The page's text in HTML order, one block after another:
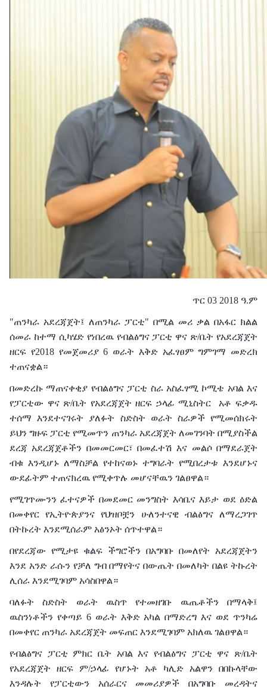
ጥር 03 2018 ዓ.ም
"ጠንካራ አደረጃጀት፤ ለጠንካራ ፓርቲ" በሚል መሪ ቃል በአፋር ክልል
ሰመራ ከተማ ሲካሄድ የነበረዉ የብልፅግና ፓርቲ ዋና ጽ/ቤት የአደረጃጀት
ዘርፍ የ2018 የመጀመሪያ 6 ወራት እቅድ አፈፃፀም ግምገማ መድረክ
ተጠናቋል።
በመድረኩ ማጠናቀቂያ የብልፅግና ፓርቲ ስራ አስፈፃሚ ኮሚቴ አባል እና
የፓርቲው ዋና ጽ/ቤት የአደረጃጀት ዘርፍ ኃላፊ ሚኒስትር አቶ ፍቃዱ
ተሰማ እንደተናገሩት ያለፉት ስድስት ወራት ስራዎች የሚመሰክሩት
ይህን ግዙፍ ፓርቲ የሚመጥን ጠንካራ አደረጃጀት ለመገንባት በሚያስችል
ደረጃ አደረጃጀቶችን በመመርመር፣ በመፈተሽ እና መልሶ በማደራጀት
ብቁ እንዲሆኑ ለማስቻል የተከናወኑ ተግባራት የሚበረታቱ እንደሆኑና
ውደፊትም ተጠናክረዉ የሚቀጥሉ መሆናቸዉን ገልፀዋል።
የሚገጥሙንን ፈተናዎች በመደመር መንግስት እሳቤና እይታ ወደ ዕድል
በመቀየር የኢትዮጵያንና የህዝቦቿን ሁለንተናዊ ብልፅግና ለማረጋገጥ
በትኩረት እንደሚሰራም አፅንኦት ሰጥተዋል።
በየደረጃው የሚታዩ ቁልፍ ችግሮችን በአግባቡ በመለየት አደረጃጀትን
እንደ አንድ ራሱን የቻለ ግብ በማየትና በውጤት በመለካት በልዩ ትኩረት
ሊሰራ እንደሚገባም አሳስበዋል።
ባለፉት ስድስት ወራት ዉስጥ የተመዘገቡ ዉጤቶችን በማላቅ፤
ዉስንነቶችን የቀጣይ 6 ወራት እቅድ አካል በማድረግ እና ወደ ጥንካሬ
በመቀየር ጠንካራ አደረጃጀት መፍጠር እንደሚገባም አክለዉ ገልፀዋል።
የብልፅግና ፓርቲ ምክር ቤት አባል እና የብልፅግና ፓርቲ ዋና ጽ/ቤት
የአደረጃጀት ዘርፍ ም/ኃላፊ የሆኑት አቶ ካሊድ አልዋን በበኩላቸው
እንዳሉት የፓርቲውን አሰራርና መመሪያዎች በአግባቡ መረዳትና